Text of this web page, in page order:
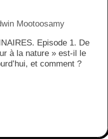
Mootoosamy
Episode 1. De
à la nature » est-il le
et comment ?